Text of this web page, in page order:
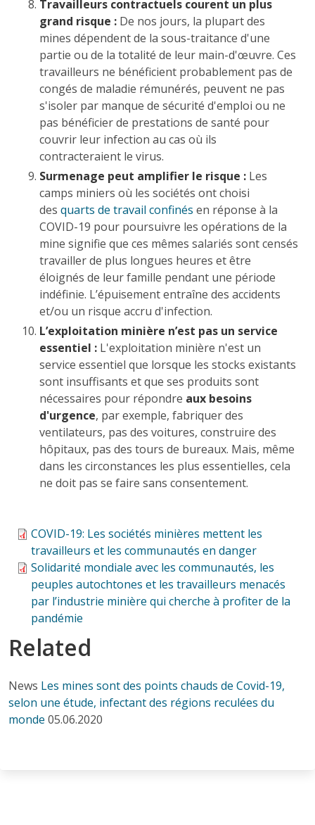
Travailleurs contractuels courent un plus
grand risque : De nos jours, la plupart des
mines dépendent de la sous-traitance d'une
partie ou de la totalité de leur main-d'œuvre. Ces
travailleurs ne bénéficient probablement pas de
congés de maladie rémunérés, peuvent ne pas
s'isoler par manque de sécurité d'emploi ou ne
pas bénéficier de prestations de santé pour
couvrir leur infection au cas où ils
contracteraient le virus.
Surmenage peut amplifier le risque : Les
camps miniers où les sociétés ont choisi
des quarts de travail confinés en réponse à la
COVID-19 pour poursuivre les opérations de la
mine signifie que ces mêmes salariés sont censés
travailler de plus longues heures et être
éloignés de leur famille pendant une période
indéfinie. L’épuisement entraîne des accidents
et/ou un risque accru d'infection.
L’exploitation minière n’est pas un service
essentiel : L'exploitation minière n'est un
service essentiel que lorsque les stocks existants
sont insuffisants et que ses produits sont
nécessaires pour répondre aux besoins
d'urgence, par exemple, fabriquer des
ventilateurs, pas des voitures, construire des
hôpitaux, pas des tours de bureaux. Mais, même
dans les circonstances les plus essentielles, cela
ne doit pas se faire sans consentement.
COVID-19: Les sociétés minières mettent les
travailleurs et les communautés en danger
Solidarité mondiale avec les communautés, les
peuples autochtones et les travailleurs menacés
par l’industrie minière qui cherche à profiter de la
pandémie
Related
News Les mines sont des points chauds de Covid-19,
selon une étude, infectant des régions reculées du
monde 05.06.2020